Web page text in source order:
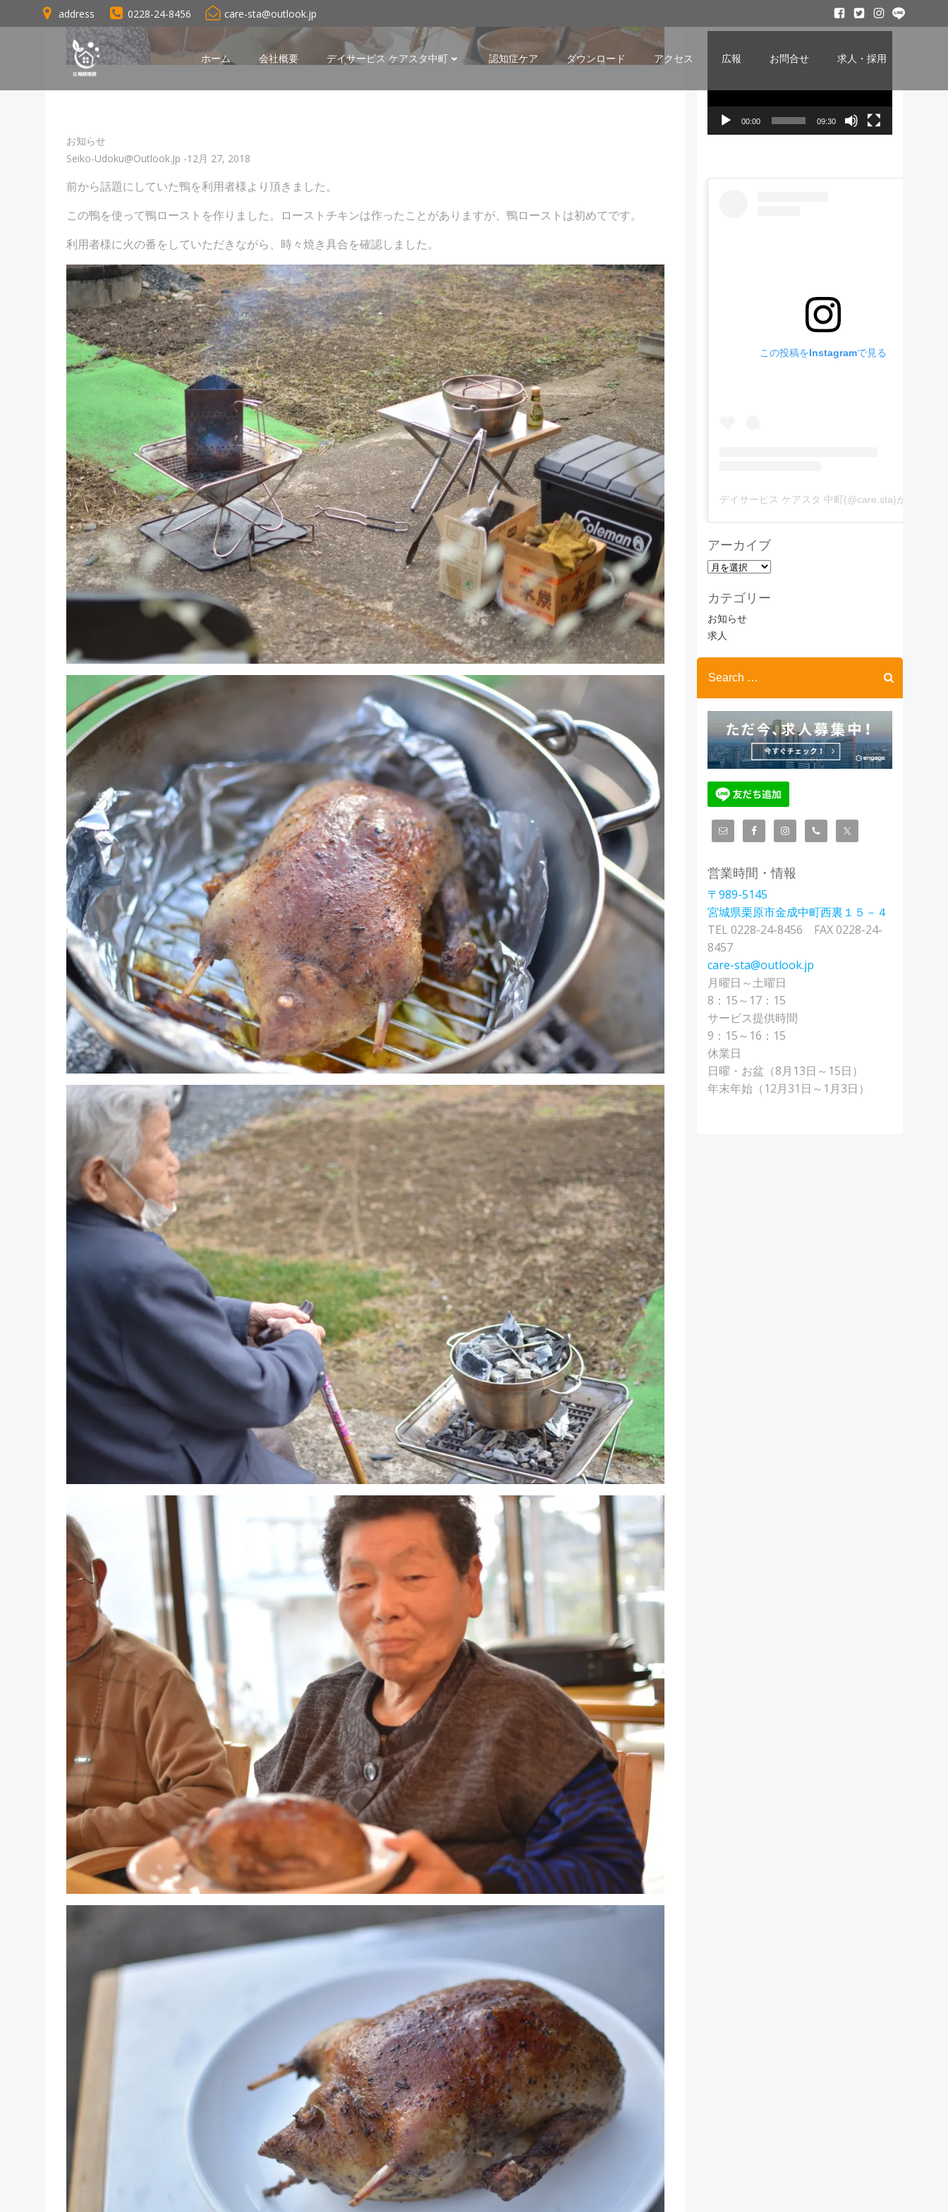
ン
へ
address 0228-24-8456 care-sta@outlook.jp
ホーム 会社概要 デイサービス ケアスタ中町 認知症ケア ダウンロード アクセス 広報 お問合せ 求人・採用
お知らせ
Seiko-Udoku@outlook.jp -12月 27, 2018
前から話題にしていた鴨を利用者様より頂きました。
この鴨を使って鴨ローストを作りました。ローストチキンは作ったことがありますが、鴨ローストは初めてです。
利用者様に火の番をしていただきながら、時々焼き具合を確認しました。
レ
ー
00:00 09:30
この投稿をInstagramで見る
アーカイブ
ア
カ
イ
ブ
カテゴリー
お知らせ
求人
Search
for:
営業時間・情報
〒989-5145
宮城県栗原市金成中町西裏１５－４
TEL 0228-24-8456 FAX 0228-24-
8457
care-sta@outlook.jp
月曜日～土曜日
8：15～17：15
サービス提供時間
9：15～16：15
休業日
日曜・お盆（8月13日～15日）
年末年始（12月31日～1月3日）